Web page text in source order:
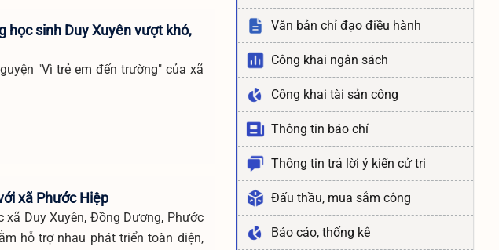
học sinh Duy Xuyên vượt khó,
"Vì trẻ em đến trường" của xã
xã Phước Hiệp
Duy Xuyên, Đồng Dương, Phước
hỗ trợ nhau phát triển toàn diện,
Văn bản chỉ đạo điều hành
Công khai ngân sách
Công khai tài sản công
Thông tin báo chí
Thông tin trả lời ý kiến cử tri
Đấu thầu, mua sắm công
Báo cáo, thống kê